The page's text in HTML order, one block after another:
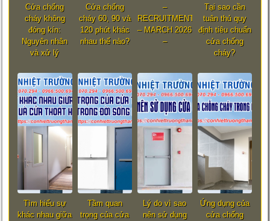
Cửa chống
cháy không
đóng kín:
Nguyên nhân
và xử lý
Cửa chống
cháy 60, 90 và
120 phút khác
nhau thế nào?
–
RECRUITMENT
– MARCH 2026
–
Tại sao cần
tuân thủ quy
định tiêu chuẩn
cửa chống
cháy?
Tìm hiểu sự
khác nhau giữa
Tầm quan
trọng của cửa
Lý do vì sao
nên sử dụng
Ứng dụng của
cửa chống